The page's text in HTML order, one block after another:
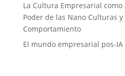
La Cultura Empresarial
Poder de las Nano Culturas
Comportamiento
El mundo empresarial pos-IA